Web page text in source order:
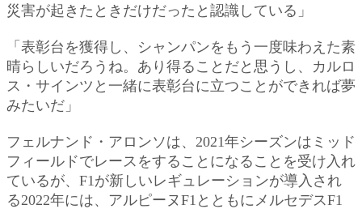
災害が起きたときだけだったと認識している」
「表彰台を獲得し、シャンパンをもう一度味わえた素
晴らしいだろうね。あり得ることだと思うし、カルロ
ス・サインツと一緒に表彰台に立つことができれば夢
みたいだ」
フェルナンド・アロンソは、2021年シーズンはミッド
フィールドでレースをすることになることを受け入れ
ているが、F1が新しいレギュレーションが導入され
る2022年には、アルピーヌF1とともにメルセデスF1